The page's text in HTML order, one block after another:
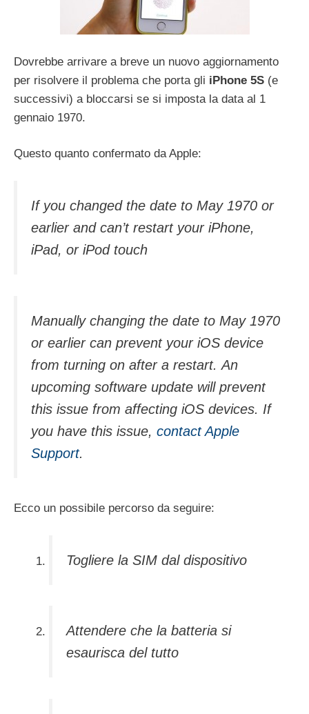
Dovrebbe arrivare a breve un nuovo aggiornamento
per risolvere il problema che porta gli iPhone 5S (e
successivi) a bloccarsi se si imposta la data al 1
gennaio 1970.
Questo quanto confermato da Apple:
If you changed the date to May 1970 or
earlier and can’t restart your iPhone,
iPad, or iPod touch
Manually changing the date to May 1970
or earlier can prevent your iOS device
from turning on after a restart. An
upcoming software update will prevent
this issue from affecting iOS devices. If
you have this issue, contact Apple
Support.
Ecco un possibile percorso da seguire:
Togliere la SIM dal dispositivo
Attendere che la batteria si
esaurisca del tutto